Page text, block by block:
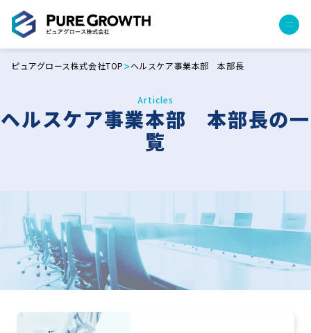
経営コンサルティング
PGハウス（住宅フランチャイズ）
広告運用代行
土地・顧客管理システム
事例
プロジェクト事例
クライアントボイス
お役立ち情報
ピュアグロース株式会社TOP>ヘルスケア事業本部 本部長
Articles
ヘルスケア事業本部 本部長の一
覧